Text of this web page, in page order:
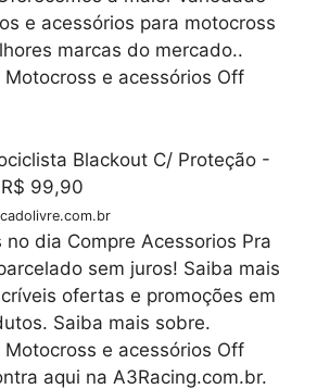
e acessórios para motocross
marcas do mercado..
Motocross e acessórios Off
dia Compre Acessorios Pra
sem juros! Saiba mais
ofertas e promoções em
Saiba mais sobre.
Motocross e acessórios Off
aqui na A3Racing.com.br.